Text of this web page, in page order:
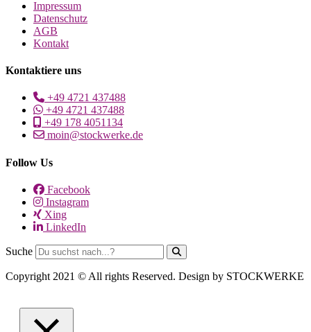
Impressum
Datenschutz
AGB
Kontakt
Kontaktiere uns
+49 4721 437488
+49 4721 437488
+49 178 4051134
moin@stockwerke.de
Follow Us
Facebook
Instagram
Xing
LinkedIn
Suche
Copyright 2021 © All rights Reserved. Design by STOCKWERKE